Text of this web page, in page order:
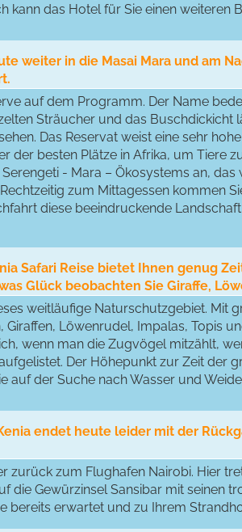
kann das Hotel für Sie einen weiteren
weiter in die Masai Mara und am
auf dem Programm. Der Name
Sträucher und das Buschdickicht
Das Reservat weist eine sehr
der besten Plätze in Afrika, um Tiere
- Mara – Ökosystems an,
zum Mittagessen kommen
diese beeindruckende
Safari Reise bietet Ihnen genug
Glück beobachten Sie Giraffe,
weitläufige Naturschutzgebiet. Mit
Löwenrudel, Impalas, Topis
wenn man die Zugvögel mitzählt,
Der Höhepunkt zur Zeit der
auf der Suche nach Wasser und
endet heute leider mit der
zurück zum Flughafen Nairobi. Hier
die Gewürzinsel Sansibar mit seinen
bereits erwartet und zu Ihrem